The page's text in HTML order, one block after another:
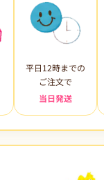
平日12時までの
ご注文で
当日発送